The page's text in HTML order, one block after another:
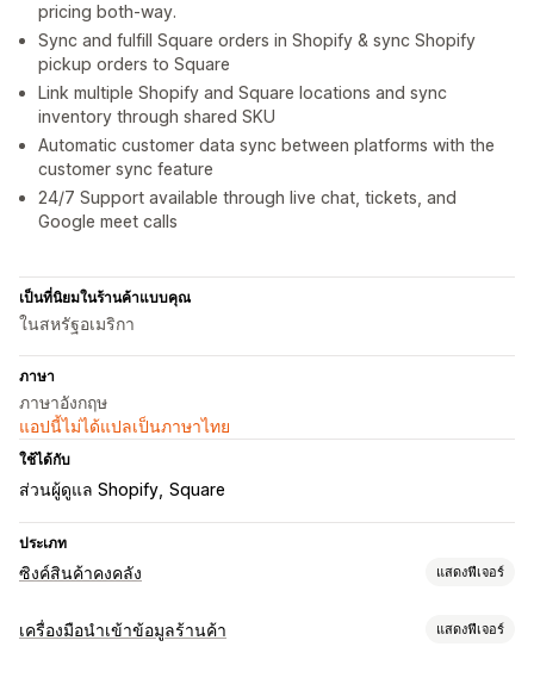
pricing both-way.
Sync and fulfill Square orders in Shopify & sync Shopify
pickup orders to Square
Link multiple Shopify and Square locations and sync
inventory through shared SKU
Automatic customer data sync between platforms with the
customer sync feature
24/7 Support available through live chat, tickets, and
Google meet calls
เป็นที่นิยมในร้านค้าแบบคุณ
ในสหรัฐอเมริกา
ภาษา
ภาษาอังกฤษ
แอปนี้ไม่ได้แปลเป็นภาษาไทย
ใช้ได้กับ
ส่วนผู้ดูแล Shopify Square
ประเภท
ซิงค์สินค้าคงคลัง แสดงฟีเจอร์
ประเภทการซิงค์
เครื่องมือนำเข้าข้อมูลร้านค้า แสดงฟีเจอร์